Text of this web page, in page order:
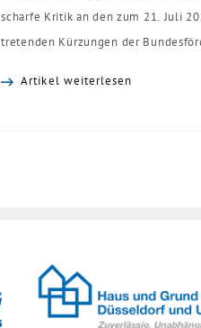
scharfe Kritik an den zum 21. Juli
tretenden Kürzungen der
Artikel weiterlesen